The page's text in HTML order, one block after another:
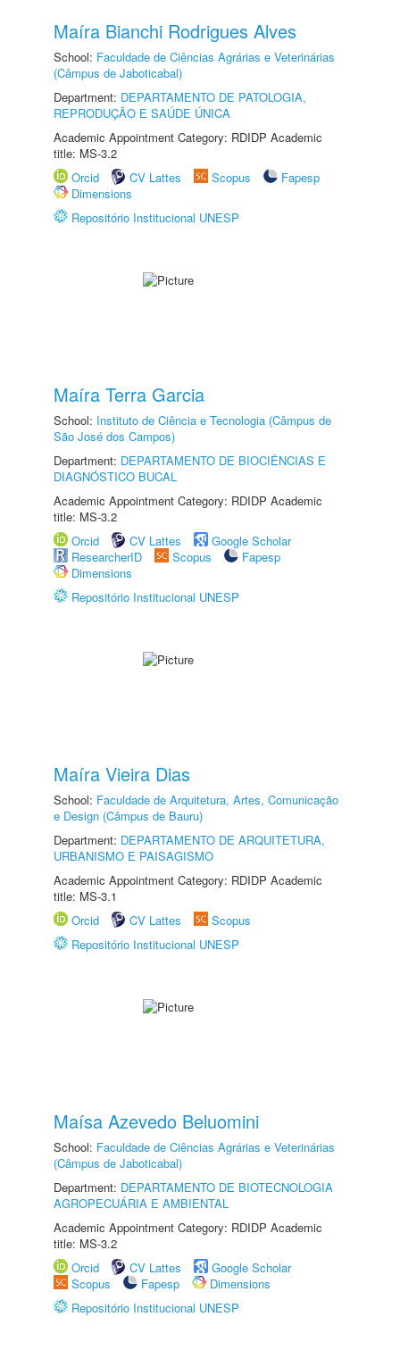
Maíra Bianchi Rodrigues Alves
School: Faculdade de Ciências Agrárias e Veterinárias
(Câmpus de Jaboticabal)
Department: DEPARTAMENTO DE PATOLOGIA,
REPRODUÇÃO E SAÚDE ÚNICA
Academic Appointment Category: RDIDP Academic
title: MS-3.2
Orcid
CV Lattes Scopus
Fapesp
Dimensions
Repositório Institucional UNESP
Maíra Terra Garcia
School: Instituto de Ciência e Tecnologia (Câmpus de
São José dos Campos)
Department: DEPARTAMENTO DE BIOCIÊNCIAS E
DIAGNÓSTICO BUCAL
Academic Appointment Category: RDIDP Academic
title: MS-3.2
Orcid
CV Lattes
Google Scholar
ResearcherID
Scopus
Fapesp
Dimensions
Repositório Institucional UNESP
Maíra Vieira Dias
School: Faculdade de Arquitetura, Artes, Comunicação
e Design (Câmpus de Bauru)
Department: DEPARTAMENTO DE ARQUITETURA,
URBANISMO E PAISAGISMO
Academic Appointment Category: RDIDP Academic
title: MS-3.1
Orcid
CV Lattes
Scopus
Repositório Institucional UNESP
Maísa Azevedo Beluomini
School: Faculdade de Ciências Agrárias e Veterinárias
(Câmpus de Jaboticabal)
Department: DEPARTAMENTO DE BIOTECNOLOGIA
AGROPECUÁRIA E AMBIENTAL
Academic Appointment Category: RDIDP Academic
title: MS-3.2
Orcid
CV Lattes
Google Scholar
Scopus
Fapesp
Dimensions
Repositório Institucional UNESP